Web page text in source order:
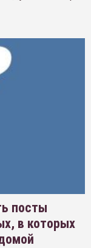
посты
в которых